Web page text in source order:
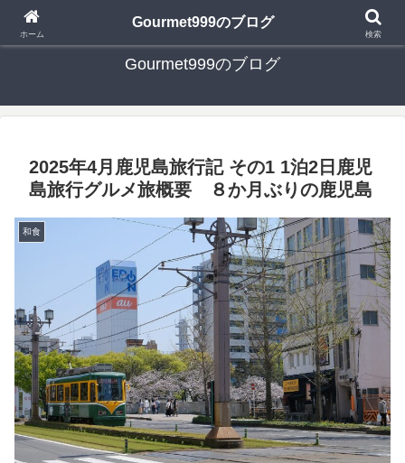
日々の食べ歩き・たまに行く旅行・子供とのお出かけを書いたブログです
Gourmet999のブログ
2025年4月鹿児島旅行記 その1 1泊2日鹿児
島旅行グルメ旅概要 ８か月ぶりの鹿児島
和食
ホーム
Gourmet999のブログ
検索